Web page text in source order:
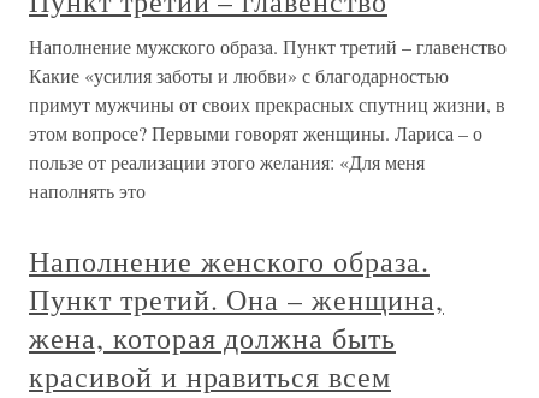
Наполнение мужского образа. Пункт третий – главенство
Какие «усилия заботы и любви» с благодарностью
примут мужчины от своих прекрасных спутниц жизни, в
этом вопросе? Первыми говорят женщины. Лариса – о
пользе от реализации этого желания: «Для меня
наполнять это
Наполнение женского образа.
Пункт третий. Она – женщина,
жена, которая должна быть
красивой и нравиться всем